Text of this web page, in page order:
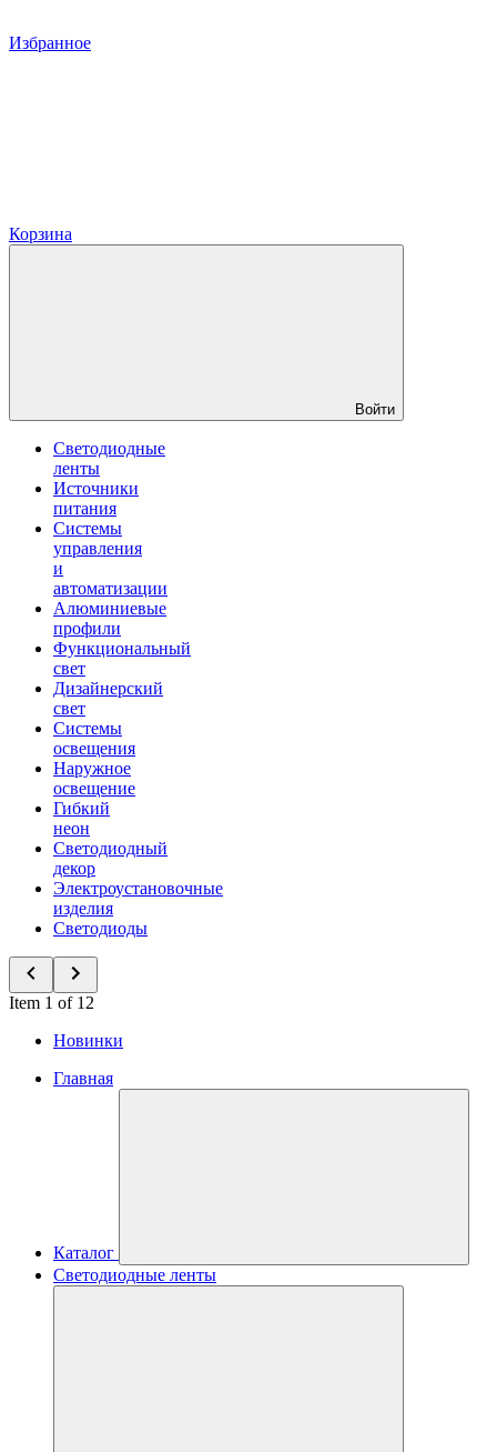
Избранное
Корзина
Войти
Светодиодные
ленты
Источники
питания
Системы
управления
и
автоматизации
Алюминиевые
профили
Функциональный
свет
Дизайнерский
свет
Системы
освещения
Наружное
освещение
Гибкий
неон
Светодиодный
декор
Электроустановочные
изделия
Светодиоды
Item 1 of 12
Новинки
Главная
Каталог
Светодиодные ленты